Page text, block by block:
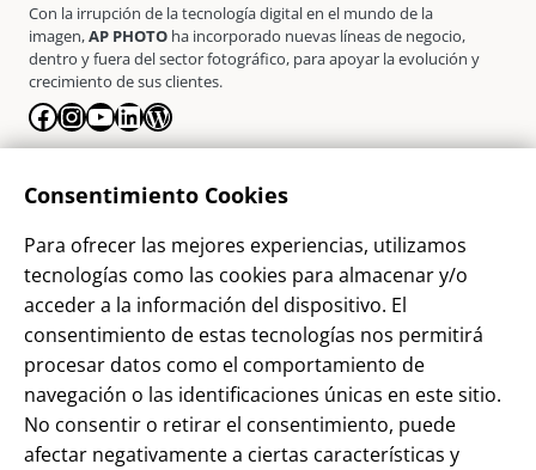
Con la irrupción de la tecnología digital en el mundo de la
imagen,AP PHOTO ha incorporado nuevas líneas de negocio,
dentro y fuera del sector fotográfico, para apoyar la evolución y
crecimiento de sus clientes.
Facebook
Instagram
YouTube
LinkedIn
WordPress
Contacto
Sostenibilidad
Blog
Alta Cliente
Aviso Legal
Consentimiento Cookies
Para ofrecer las mejores experiencias, utilizamos
tecnologías como las cookies para almacenar y/o
acceder a la información del dispositivo. El
consentimiento de estas tecnologías nos permitirá
procesar datos como el comportamiento de
navegación o las identificaciones únicas en este sitio.
No consentir o retirar el consentimiento, puede
afectar negativamente a ciertas características y